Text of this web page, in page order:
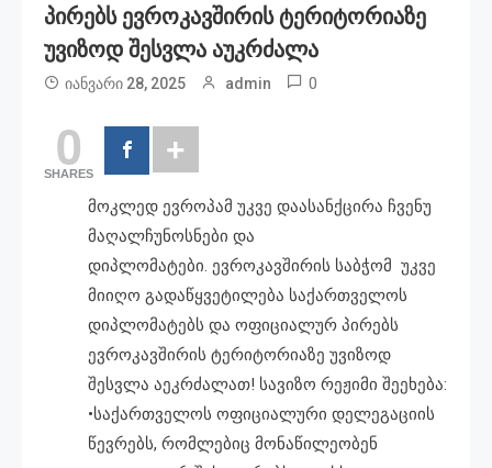
Პირებს Ევროკავშირის Ტერიტორიაზე
Უვიზოდ Შესვლა Აუკრძალა
იანვარი 28, 2025 admin 0
0
SHARES
მოკლედ ევროპამ უკვე დაასანქცირა ჩვენუ
მაღალჩუნოსნები და
დიპლომატები. ევროკავშირის საბჭომ უკვე
მიიღო გადაწყვეტილება საქართველოს
დიპლომატებს და ოფიციალურ პირებს
ევროკავშირის ტერიტორიაზე უვიზოდ
შესვლა აეკრძალათ! სავიზო რეჟიმი შეეხება:
•საქართველოს ოფიციალური დელეგაციის
წევრებს, რომლებიც მონაწილეობენ